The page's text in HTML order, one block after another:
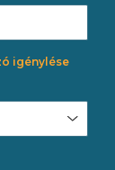
igénylése